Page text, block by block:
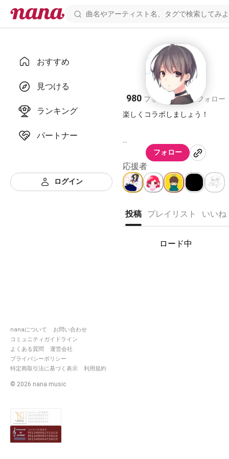
おすすめ
見つける
ランキング
パートナー
ログイン
nanaについて
お問い合わせ
コミュニティガイドライン
よくある質問
運営会社
プライバシーポリシー
特定商取引法に基づく表示
利用規約
© 2026 nana music
じん🐠
980 フォロワー894 フォロー
楽しくコラボしましょう！
🐦 Twitter やLINEもやっていま
DMなど、気軽に連絡下さい♪
https://twitter.com/nana10yuu
フォロー
応援者
投稿 プレイリスト いいね
ロード中